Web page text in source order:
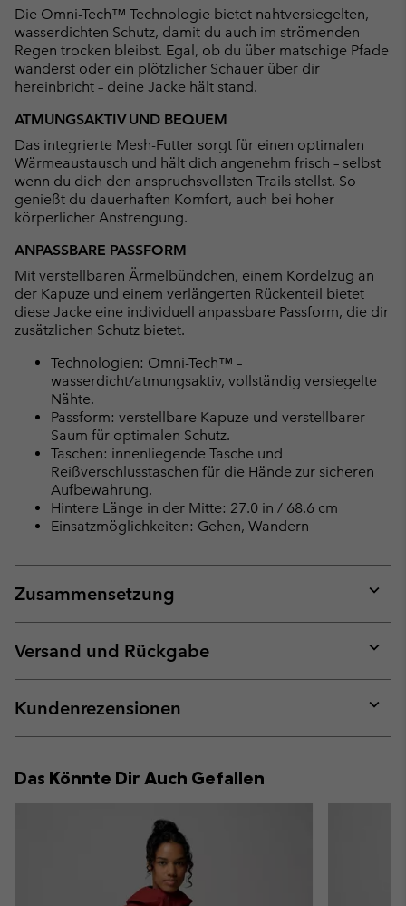
Die Omni-Tech™ Technologie bietet nahtversiegelten,
wasserdichten Schutz, damit du auch im strömenden
Regen trocken bleibst. Egal, ob du über matschige Pfade
wanderst oder ein plötzlicher Schauer über dir
hereinbricht – deine Jacke hält stand.
ATMUNGSAKTIV UND BEQUEM
Das integrierte Mesh-Futter sorgt für einen optimalen
Wärmeaustausch und hält dich angenehm frisch – selbst
wenn du dich den anspruchsvollsten Trails stellst. So
genießt du dauerhaften Komfort, auch bei hoher
körperlicher Anstrengung.
ANPASSBARE PASSFORM
Mit verstellbaren Ärmelbündchen, einem Kordelzug an
der Kapuze und einem verlängerten Rückenteil bietet
diese Jacke eine individuell anpassbare Passform, die dir
zusätzlichen Schutz bietet.
Technologien: Omni-Tech™ –
wasserdicht/atmungsaktiv, vollständig versiegelte
Nähte.
Passform: verstellbare Kapuze und verstellbarer
Saum für optimalen Schutz.
Taschen: innenliegende Tasche und
Reißverschlusstaschen für die Hände zur sicheren
Aufbewahrung.
Hintere Länge in der Mitte: 27.0 in / 68.6 cm
Einsatzmöglichkeiten: Gehen, Wandern
Zusammensetzung
or
Versand und Rückgabe
or
Kundenrezensionen
or
Das Könnte Dir Auch Gefallen